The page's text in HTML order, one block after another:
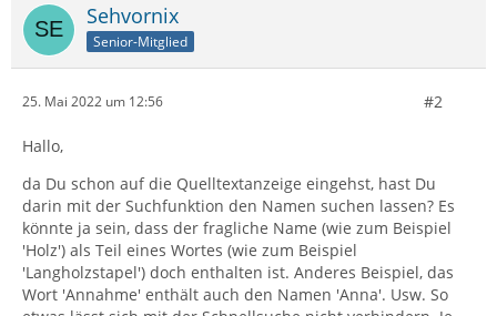
Sehvornix
Senior-Mitglied
25. Mai 2022 um 12:56 #2
Hallo,
da Du schon auf die Quelltextanzeige eingehst, hast Du
darin mit der Suchfunktion den Namen suchen lassen? Es
könnte ja sein, dass der fragliche Name (wie zum Beispiel
'Holz') als Teil eines Wortes (wie zum Beispiel
'Langholzstapel') doch enthalten ist. Anderes Beispiel, das
Wort 'Annahme' enthält auch den Namen 'Anna'. Usw. So